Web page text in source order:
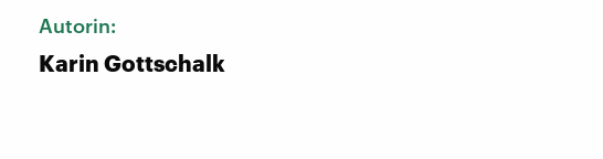
Autorin:
Karin Gottschalk